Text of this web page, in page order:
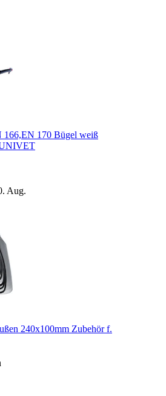
166,EN 170 Bügel weiß
Aug.
240x100mm Zubehör f.